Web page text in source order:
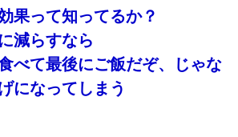
果って知ってるか？
減らすなら
べて最後にご飯だぞ、じゃな
になってしまう